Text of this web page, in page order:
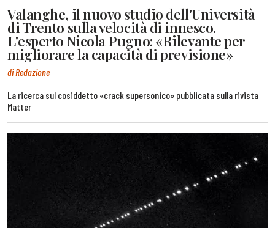
Valanghe, il nuovo studio dell'Università
di Trento sulla velocità di innesco.
L'esperto Nicola Pugno: «Rilevante per
migliorare la capacità di previsione»
di Redazione
La ricerca sul cosiddetto «crack supersonico» pubblicata sulla rivista
Matter